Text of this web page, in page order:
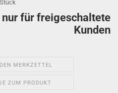
für freigeschaltete
Kunden
MERKZETTEL
ZUM PRODUKT